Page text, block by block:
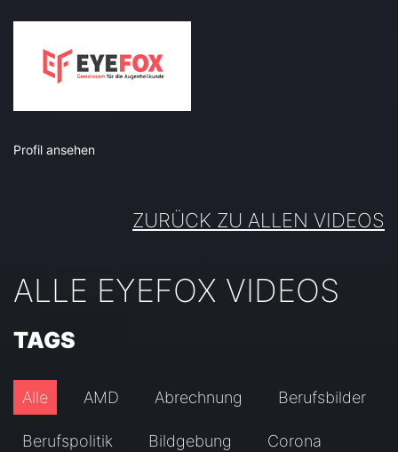
Profil ansehen
ZURÜCK ZU ALLEN VIDEOS
ALLE EYEFOX VIDEOS
TAGS
Alle AMD Abrechnung Berufsbilder
Berufspolitik Bildgebung Corona